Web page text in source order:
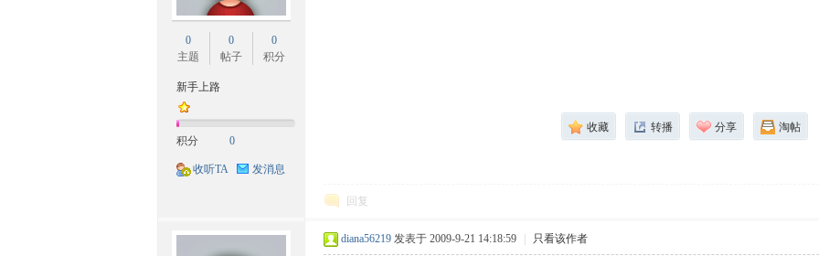
0
主题
0
帖子
0
积分
新手上路
积分 0
收听TA 发消息
收藏 转播 分享 淘帖
回复
diana56219 发表于 2009-9-21 14:18:59 只看该作者